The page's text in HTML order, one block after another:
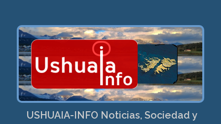
USHUAIA-INFO Noticias, Sociedad y